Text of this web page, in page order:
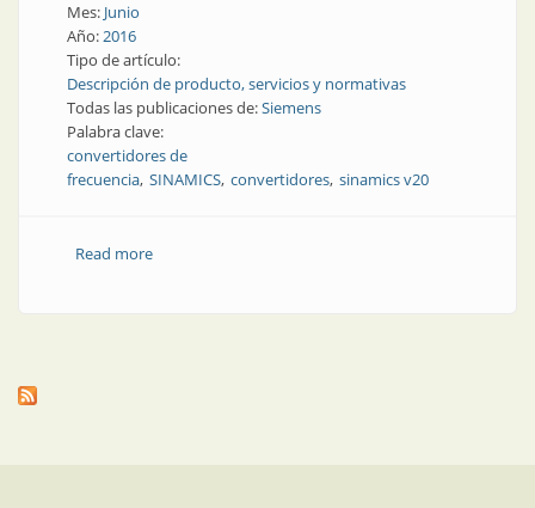
Mes: Junio
Año:2016
Tipo de artículo:
Descripción de producto, servicios y normativas
Todas las publicaciones de:Siemens
Palabra clave:
convertidores de
frecuencia SINAMICS convertidores sinamics v20
Read moreabout Producto | Convertidores de frecuencia: